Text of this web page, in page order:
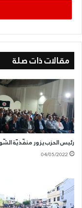
اليهوديّة هجومها على
أيّ عواقب من مجلس الأمن
كما يؤكّد الحزب دعمه
في أوروبة والغرب لوقفات
تمارسه الدّولة اليهوديّة
ويعلن الحزب السّوريّ
لخيار الكفاح المسلّح،
استعداد القوميين
لاستعادة الحق وكامل
مقالات ذات صلة
رئيس الحزب يزور منفّذيّة
04/05/2022